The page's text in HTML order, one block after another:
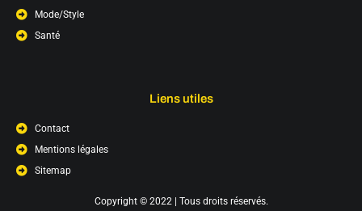
Mode/Style
Santé
Liens utiles
Contact
Mentions légales
Sitemap
Copyright © 2022 | Tous droits réservés.